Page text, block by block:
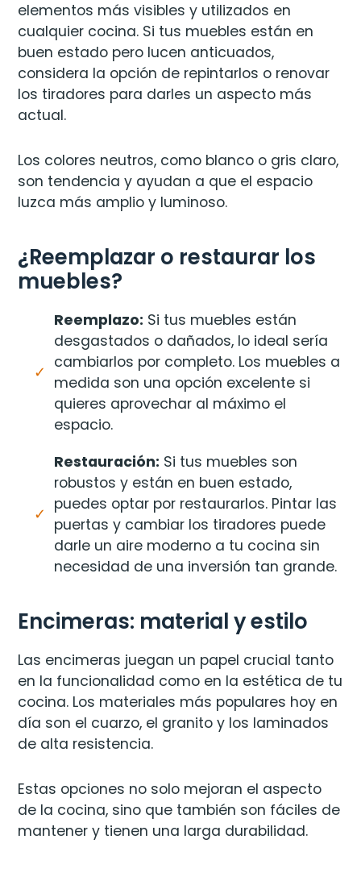
elementos más visibles y utilizados en
cualquier cocina. Si tus muebles están en
buen estado pero lucen anticuados,
considera la opción de repintarlos o renovar
los tiradores para darles un aspecto más
actual.
Los colores neutros, como blanco o gris claro,
son tendencia y ayudan a que el espacio
luzca más amplio y luminoso.
¿Reemplazar o restaurar los
muebles?
Reemplazo: Si tus muebles están
desgastados o dañados, lo ideal sería
cambiarlos por completo. Los muebles a
medida son una opción excelente si
quieres aprovechar al máximo el
espacio.
Restauración: Si tus muebles son
robustos y están en buen estado,
puedes optar por restaurarlos. Pintar las
puertas y cambiar los tiradores puede
darle un aire moderno a tu cocina sin
necesidad de una inversión tan grande.
Encimeras: material y estilo
Las encimeras juegan un papel crucial tanto
en la funcionalidad como en la estética de tu
cocina. Los materiales más populares hoy en
día son el cuarzo, el granito y los laminados
de alta resistencia.
Estas opciones no solo mejoran el aspecto
de la cocina, sino que también son fáciles de
mantener y tienen una larga durabilidad.